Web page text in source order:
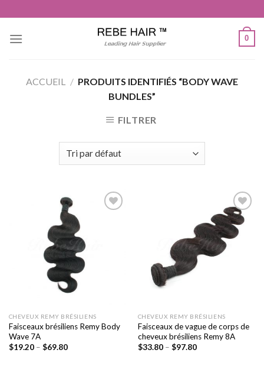
au
contenu
0
ACCUEIL / PRODUITS IDENTIFIÉS “BODY WAVE
BUNDLES”
FILTRER
CHEVEUX REMY BRÉSILIENS
Faisceaux brésiliens Remy Body
Wave 7A
$19.20– $69.80
Ajouter
à la liste
de
souhaits
CHEVEUX REMY BRÉSILIENS
Faisceaux de vague de corps de
cheveux brésiliens Remy 8A
$33.80– $97.80